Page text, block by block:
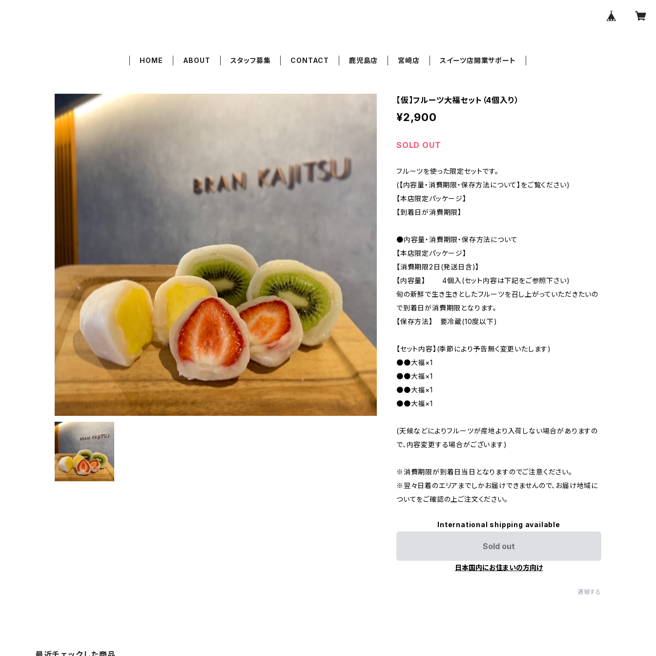
HOME ABOUT スタッフ募集 CONTACT 鹿児島店 宮崎店 スイーツ店開業サポート
【仮】フルーツ大福セット（4個入り）
¥2,900
SOLD OUT
フルーツを使った限定セットです。
(【内容量・消費期限・保存方法について】をご覧ください)
【本店限定パッケージ】
【到着日が消費期限】
●内容量・消費期限・保存方法について
【本店限定パッケージ】
【消費期限2日(発送日含)】
【内容量】 4個入(セット内容は下記をご参照下さい)
旬の新鮮で生き生きとしたフルーツを召し上がっていただきたいの
で到着日が消費期限となります。
【保存方法】 要冷蔵(10度以下)
【セット内容】(季節により予告無く変更いたします)
●●大福×1
●●大福×1
●●大福×1
●●大福×1
(天候などによりフルーツが産地より入荷しない場合がありますの
で、内容変更する場合がございます)
※消費期限が到着日当日となりますのでご注意ください。
※翌々日着のエリアまでしかお届けできませんので、お届け地域に
ついてをご確認の上ご注文ください。
International shipping available
Sold out
日本国内にお住まいの方向け
通報する